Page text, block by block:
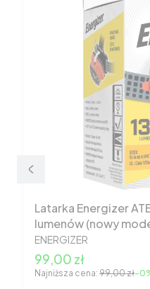
Latarka Energizer
lumenów (nowy
PRODUCENT
ENERGIZER
Cena promocyjna
99,00 zł
Najniższa cena: 99,00 zł-